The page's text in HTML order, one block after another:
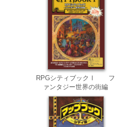
RPGシティブックⅠ フ
ァンタジー世界の街編